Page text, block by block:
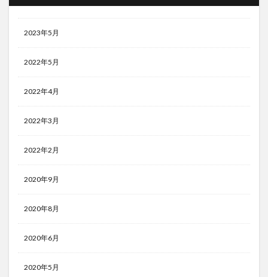
2023年5月
2022年5月
2022年4月
2022年3月
2022年2月
2020年9月
2020年8月
2020年6月
2020年5月